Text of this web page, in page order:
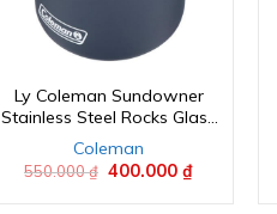
Ly Coleman Sundowner
Stainless Steel Rocks Glass
13oz
Coleman
550.000₫ Giá
400.000₫